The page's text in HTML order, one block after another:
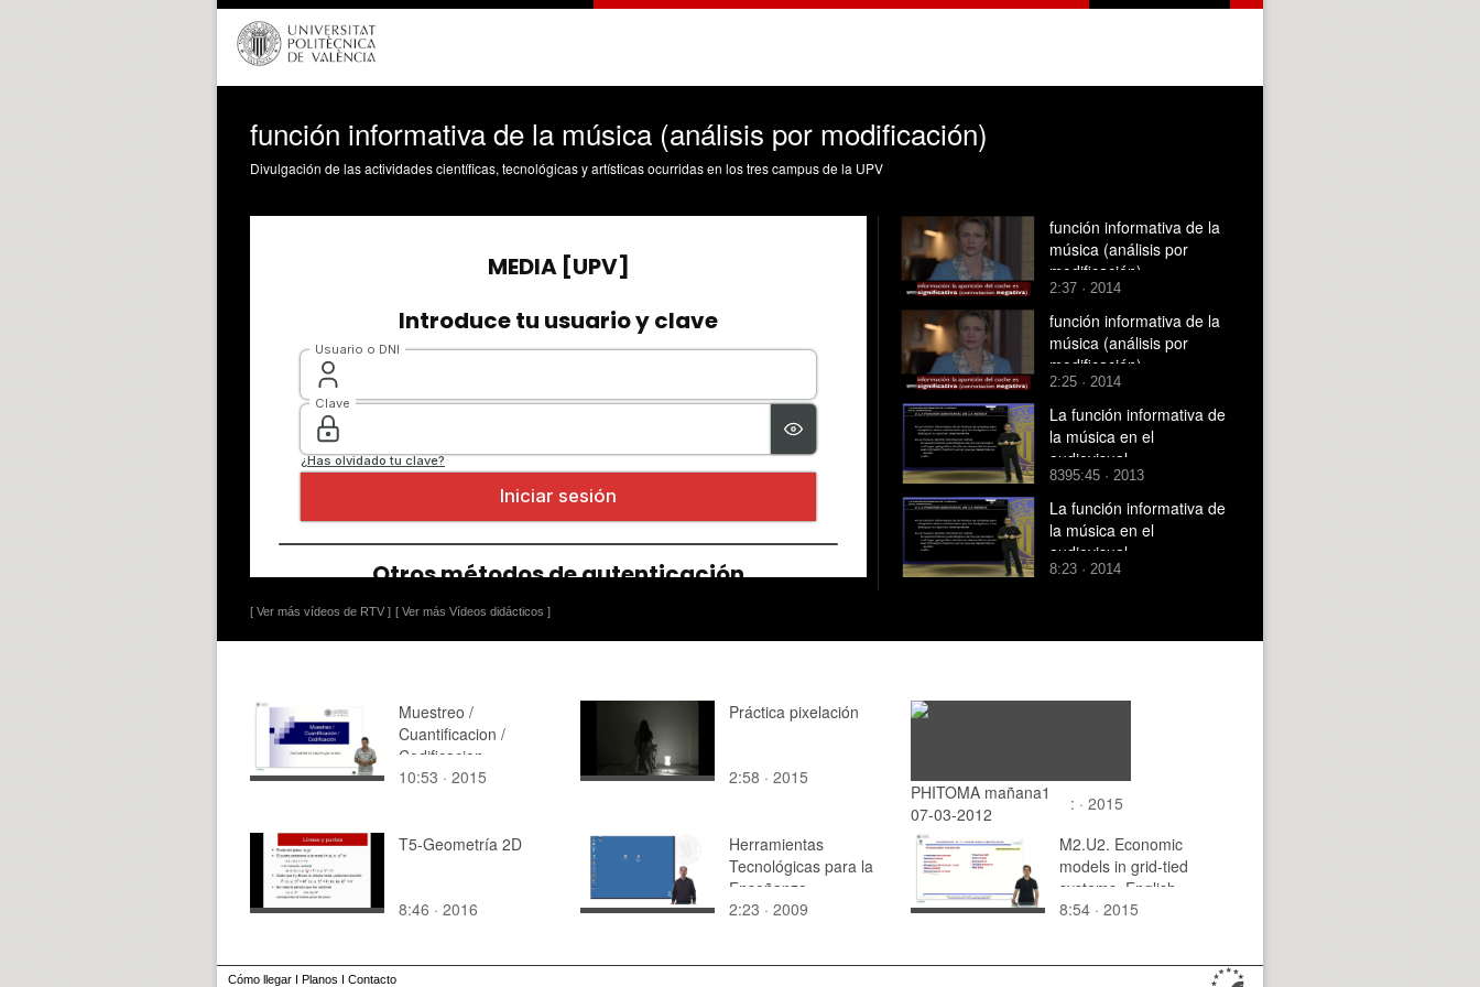
función informativa de la música (análisis por modificación)
Divulgación de las actividades científicas, tecnológicas y artísticas ocurridas en los tres campus de la UPV
[ Ver más vídeos de RTV ] [ Ver más Vídeos didácticos ]
función informativa de la
música (análisis por
modificación)
2:37 · 2014
función informativa de la
música (análisis por
modificación)
2:25 · 2014
La función informativa de
la música en el
audiovisual
8395:45 · 2013
La función informativa de
la música en el
audiovisual
8:23 · 2014
Muestreo /
Cuantificacion /
Codificacion
10:53 · 2015
Práctica pixelación
2:58 · 2015
PHITOMA mañana1
07-03-2012
: · 2015
T5-Geometría 2D
8:46 · 2016
Herramientas
Tecnológicas para la
Enseñanza
2:23 · 2009
M2.U2. Economic
models in grid-tied
systems. English
Grammar / spelling
8:54 · 2015
Cómo llegar I Planos I Contacto